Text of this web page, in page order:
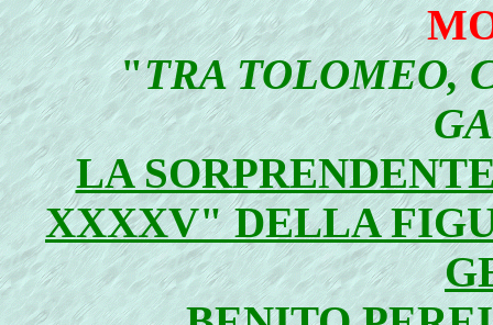
"TRA TOLOMEO,
LA
XXXXV" DELLA